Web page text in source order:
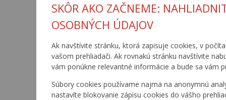
SKÔR AKO ZAČNEME:
OSOBNÝCH ÚDAJOV
Ak navštívite stránku, ktorá zapisuje cookies, v
vašom prehliadači. Ak rovnakú stránku navštívite
vám ponúkne relevantné informácie a bude sa vám
Súbory cookies používame najmä na anonymnú
nastavíte blokovanie zápisu cookies do vášho